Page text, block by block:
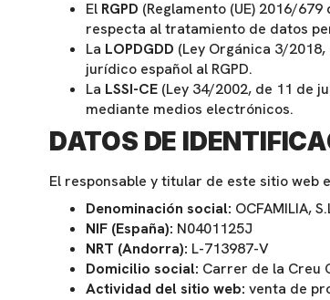
El RGPD (Reglamento (UE) 2016/
respecta al tratamiento de datos
La LOPDGDD (Ley Orgánica 3/
jurídico español al RGPD.
La LSSI-CE(Ley 34/2002, de 11 de
mediante medios electrónicos.
DATOS DE
El responsable y titular de este sitio web
Denominación social: OCFAMILIA,
NIF (España): N0401125J
NRT (Andorra): L-713987-V
Domicilio social: Carrer de la Creu
Actividad del sitio web: venta de